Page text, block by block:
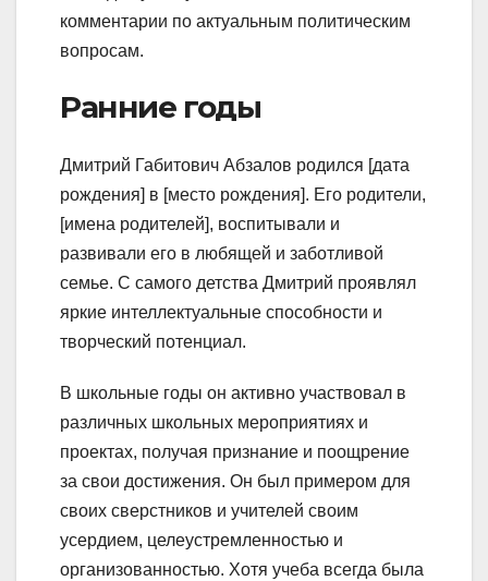
комментарии по актуальным политическим
вопросам.
Ранние годы
Дмитрий Габитович Абзалов родился [дата
рождения] в [место рождения]. Его родители,
[имена родителей], воспитывали и
развивали его в любящей и заботливой
семье. С самого детства Дмитрий проявлял
яркие интеллектуальные способности и
творческий потенциал.
В школьные годы он активно участвовал в
различных школьных мероприятиях и
проектах, получая признание и поощрение
за свои достижения. Он был примером для
своих сверстников и учителей своим
усердием, целеустремленностью и
организованностью. Хотя учеба всегда была